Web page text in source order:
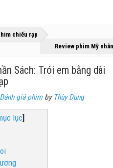
»
chiếu rạp »
Review phim Mỹ
Sách: Trói em bằng dài
Đánh giá phim by Thùy Dung
lục]